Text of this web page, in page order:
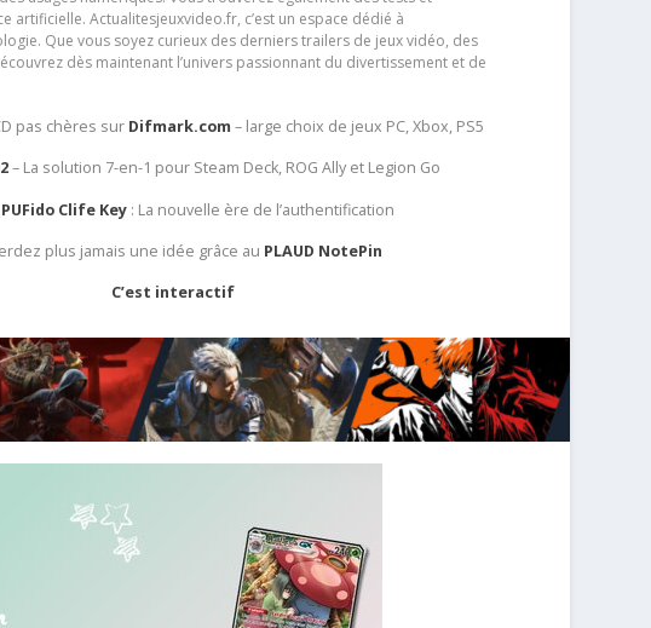
Actualitesjeuxvideo.fr, c’est un espace dédié à
Que vous soyez curieux des derniers trailers de jeux vidéo, des
dès maintenant l’univers passionnant du divertissement et de
pas chères sur Difmark.com – large choix de jeux PC, Xbox, PS5
– La solution 7-en-1 pour Steam Deck, ROG Ally et Legion Go
PUFido Clife Key : La nouvelle ère de l’authentification
plus jamais une idée grâce au PLAUD NotePin
C’est interactif